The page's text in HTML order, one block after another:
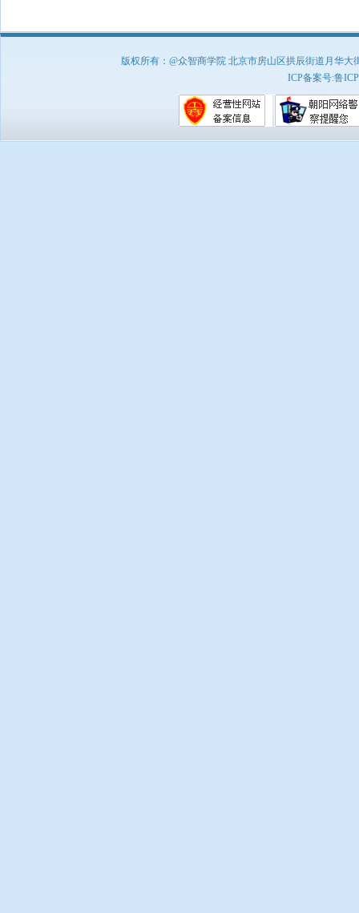
版权所有：@众智商学院 北京市房山区拱辰街道月华
ICP备案号:鲁